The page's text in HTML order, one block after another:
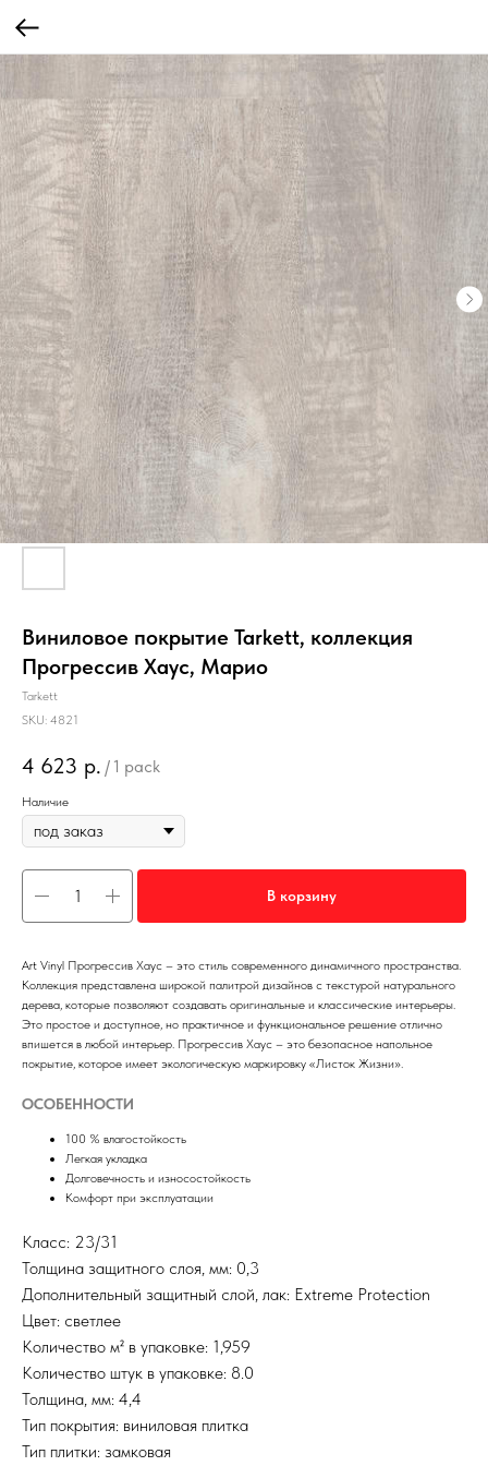
Виниловое покрытие Tarkett, коллекция
Прогрессив Хаус, Марио
Tarkett
SKU: 4821
4 623 р. / 1 pack
Наличие
В корзину
Art Vinyl Прогрессив Хаус – это стиль современного динамичного пространства.
Коллекция представлена широкой палитрой дизайнов c текстурой натурального
дерева, которые позволяют создавать оригинальные и классические интерьеры.
Это простое и доступное, но практичное и функциональное решение отлично
впишется в любой интерьер. Прогрессив Хаус – это безопасное напольное
покрытие, которое имеет экологическую маркировку «Листок Жизни».
ОСОБЕННОСТИ
100 % влагостойкость
Легкая укладка
Долговечность и износостойкость
Комфорт при эксплуатации
Класс: 23/31
Толщина защитного слоя, мм: 0,3
Дополнительный защитный слой, лак: Extreme Protection
Цвет: светлее
Количество м² в упаковке: 1,959
Количество штук в упаковке: 8.0
Толщина, мм: 4,4
Тип покрытия: виниловая плитка
Тип плитки: замковая